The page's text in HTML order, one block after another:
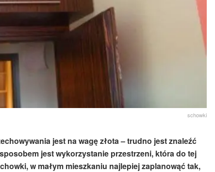
schowki
jest na wagę złota – trudno jest znaleźć
jest wykorzystanie przestrzeni, która do tej
w małym mieszkaniu najlepiej zaplanowąć tak,